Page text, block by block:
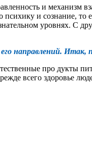
и механизм
и сознание,
уровнях. С
направлений.
про дукты
всего здоровье